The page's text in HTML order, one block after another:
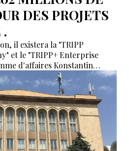
DES PROJETS
il existera la "TRIPP
et le "TRIPP+ Enterprise
d'affaires Konstantin